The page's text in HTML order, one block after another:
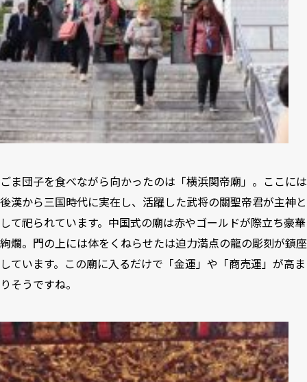
ごま団子を食べながら向かったのは「横浜関帝廟」。ここには
後漢から三国時代に実在し、活躍した武将の關聖帝君が主神と
して祀られています。中国式の廟は赤やゴールドが際立ち豪華
絢爛。門の上には体をくねらせたは迫力満点の龍の彫刻が鎮座
しています。この廟に入るだけで「金運」や「商売運」が高ま
りそうですね。